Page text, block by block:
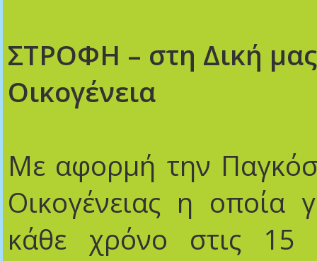
ΣΤΡΟΦΗ – στη Δική μας
Οικογένεια
Με αφορμή την
Οικογένειας η οποία
κάθε χρόνο στις